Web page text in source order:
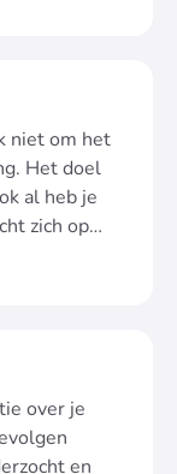
niet om het
Het doel
al heb je
zich op
over je
en